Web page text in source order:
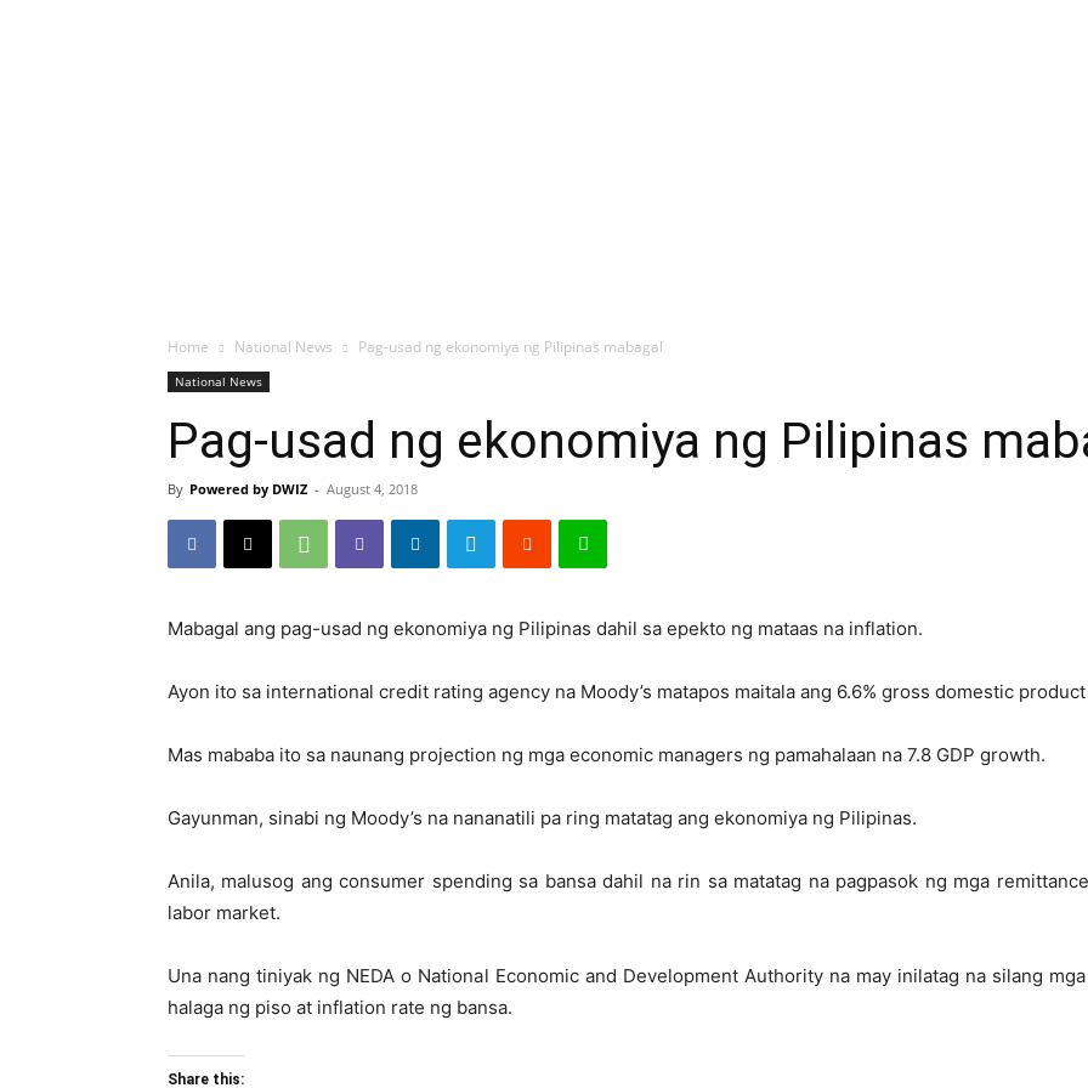
Home National News Pag-usad ng ekonomiya ng Pilipinas mabagal
National News
Pag-usad ng ekonomiya ng Pilipinas
By Powered by DWIZ - August 4, 2018
Mabagal ang pag-usad ng ekonomiya ng Pilipinas dahil sa epekto ng mataas na inflation.
Ayon ito sa international credit rating agency na Moody’s matapos maitala ang 6.6% gross domestic
Mas mababa ito sa naunang projection ng mga economic managers ng pamahalaan na 7.8 GDP growth.
Gayunman, sinabi ng Moody’s na nananatili pa ring matatag ang ekonomiya ng Pilipinas.
Anila, malusog ang consumer spending sa bansa dahil na rin sa matatag na pagpasok ng mga
labor market.
Una nang tiniyak ng NEDA o National Economic and Development Authority na may inilatag na silang
halaga ng piso at inflation rate ng bansa.
Share this: